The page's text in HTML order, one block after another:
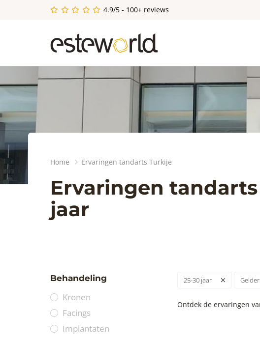
Home Ervaringen tandarts Turkije
Ervaringen
jaar
Behandeling
Kronen
Facings
Implantaten
25-30 jaar
Ontdek de ervaringen
4.9/5 - 100+ reviews